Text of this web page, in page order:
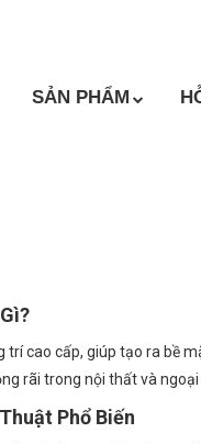
SẢN PHẨM
cao cấp, giúp tạo ra bề
rãi trong nội thất và
Phổ Biến